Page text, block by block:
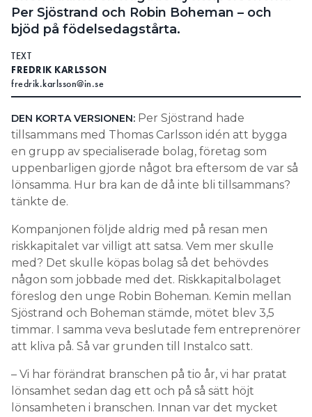
Personuppgifter
Per Sjöstrand och Robin Boheman – och
bjöd på födelsedagstårta.
TEXT
FREDRIK KARLSSON
fredrik.karlsson@in.se
DEN KORTA VERSIONEN: Per Sjöstrand hade
tillsammans med Thomas Carlsson idén att bygga
en grupp av specialiserade bolag, företag som
uppenbarligen gjorde något bra eftersom de var så
lönsamma. Hur bra kan de då inte bli tillsammans?
tänkte de.
Kompanjonen följde aldrig med på resan men
riskkapitalet var villigt att satsa. Vem mer skulle
med? Det skulle köpas bolag så det behövdes
någon som jobbade med det. Riskkapitalbolaget
föreslog den unge Robin Boheman. Kemin mellan
Sjöstrand och Boheman stämde, mötet blev 3,5
timmar. I samma veva beslutade fem entreprenörer
att kliva på. Så var grunden till Instalco satt.
– Vi har förändrat branschen på tio år, vi har pratat
lönsamhet sedan dag ett och på så sätt höjt
lönsamheten i branschen. Innan var det mycket